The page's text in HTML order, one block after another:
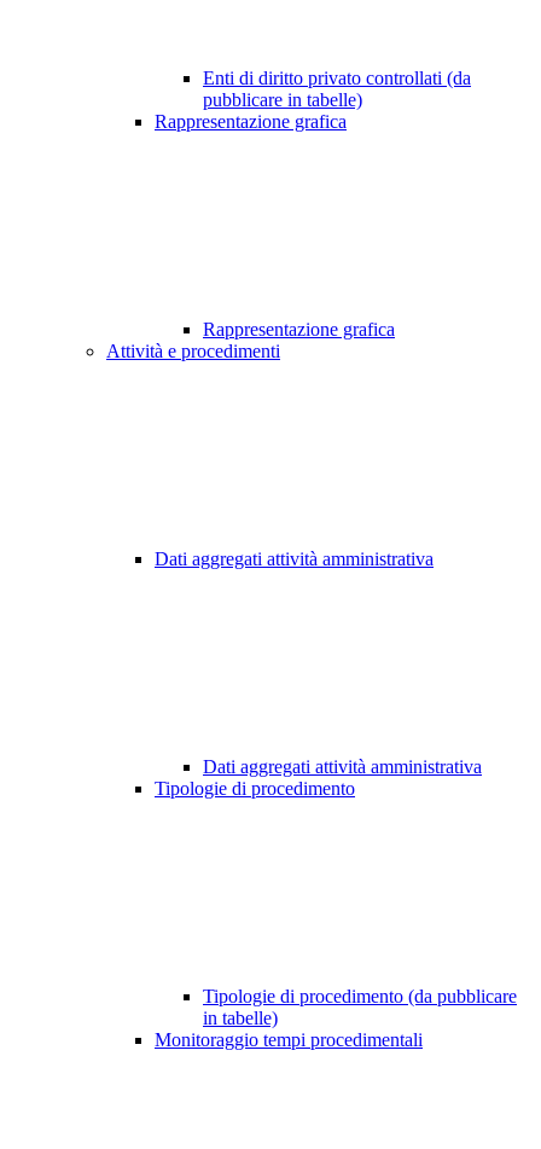
Enti di diritto privato controllati (da
pubblicare in tabelle)
Rappresentazione grafica
Rappresentazione grafica
Attività e procedimenti
Dati aggregati attività amministrativa
Dati aggregati attività amministrativa
Tipologie di procedimento
Tipologie di procedimento (da pubblicare
in tabelle)
Monitoraggio tempi procedimentali